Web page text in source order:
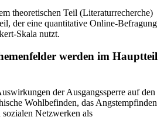
theoretischen Teil (Literaturrecherche)
der eine quantitative Online-Befragung
Skala nutzt.
werden im Hauptteil
der Ausgangssperre auf den
Wohlbefinden, das Angstempfinden
Netzwerken als